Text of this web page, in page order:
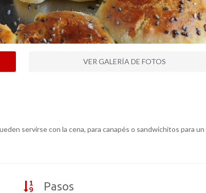
VER GALERÍA DE FOTOS
servirse con la cena, para canapés o sandwichitos para un
Pasos